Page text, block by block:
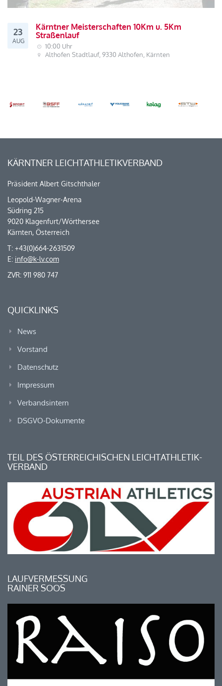
23
AUG
Kärntner Meisterschaften 10Km u. 5Km
Straßenlauf
10:00 Uhr
Althofen Stadtlauf, 9330 Althofen, Kärnten
KÄRNTNER LEICHTATHLETIKVERBAND
Präsident Albert Gitschthaler
Leopold-Wagner-Arena
Südring 215
9020 Klagenfurt/Wörthersee
Kärnten, Österreich
T: +43(0)664-2631509
E: info@k-lv.com
ZVR: 911 980 747
QUICKLINKS
News
Vorstand
Datenschutz
Impressum
Verbandsintern
DSGVO-Dokumente
TEIL DES ÖSTERREICHISCHEN LEICHTATHLETIK-
VERBAND
LAUFVERMESSUNG
RAINER SOOS